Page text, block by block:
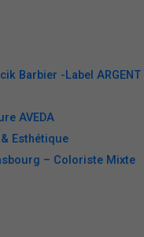
Barbier -Label ARGENT
AVEDA
Esthétique
– Coloriste Mixte